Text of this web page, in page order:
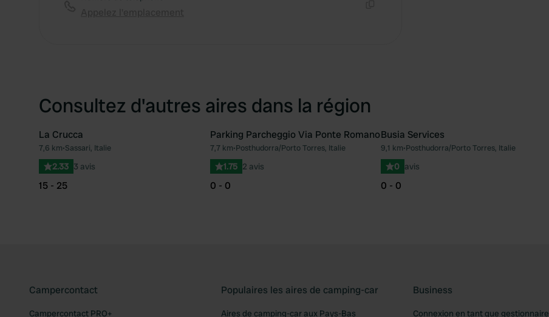
Consultez d'autres aires dans la région
Préféré
La Crucca
7,6 km•Sassari, Italie
2.33 3 avis
15 - 25
Préféré
Parking Parcheggio Via Ponte Romano
7,7 km•Posthudorra/Porto Torres, Italie
1.75 2 avis
0 - 0
Busia Services
9,1 km•Posthudorra/Porto Torres, Italie
0 avis
0 - 0
Campercontact
Campercontact PRO+
Populaires les aires de camping-car
Aires de camping-car aux Pays-Bas
Business
Connexion en tant que gestionnaire